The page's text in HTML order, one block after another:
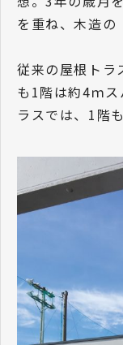
を重ね、木造の
従来の屋根トラ
も1階は約4ｍ
ラスでは、1階